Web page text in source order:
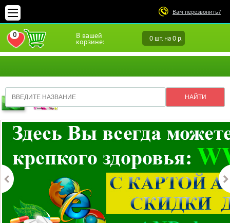
Вам перезвонить?
В вашей
корзине: 0 шт. на 0 р.
0
ПЕРЕЙТИ В ИЗБРАННОЕ